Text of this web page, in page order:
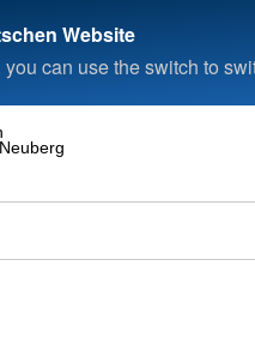
Website
can use the switch to